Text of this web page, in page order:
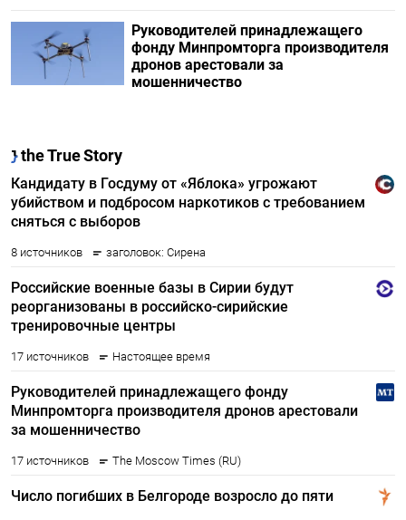
Руководителей принадлежащего
фонду Минпромторга производителя
дронов арестовали за
мошенничество